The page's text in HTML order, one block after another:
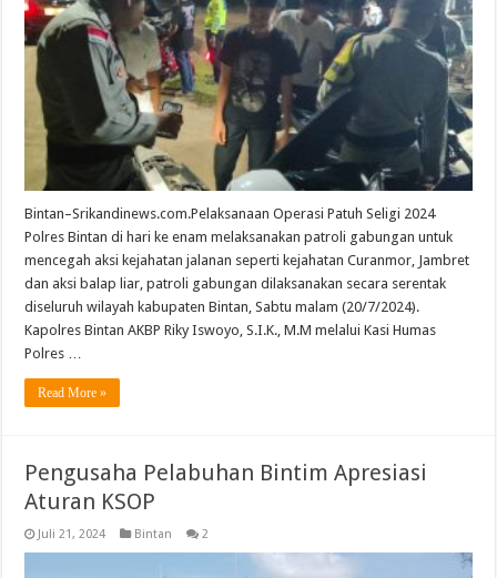
Bintan–Srikandinews.com.Pelaksanaan Operasi Patuh Seligi 2024
Polres Bintan di hari ke enam melaksanakan patroli gabungan untuk
mencegah aksi kejahatan jalanan seperti kejahatan Curanmor, Jambret
dan aksi balap liar, patroli gabungan dilaksanakan secara serentak
diseluruh wilayah kabupaten Bintan, Sabtu malam (20/7/2024).
Kapolres Bintan AKBP Riky Iswoyo, S.I.K., M.M melalui Kasi Humas
Polres …
Read More »
Pengusaha Pelabuhan Bintim Apresiasi
Aturan KSOP
Juli 21, 2024 Bintan 2